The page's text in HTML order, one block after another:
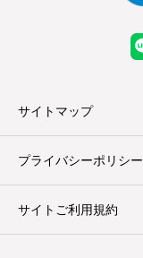
サイトマップ
プライバシーポリシー
サイトご利用規約